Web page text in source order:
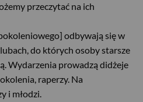
przeczytać na ich
odbywają się w
do których osoby starsze
Wydarzenia prowadzą didżeje
raperzy. Na
i młodzi.